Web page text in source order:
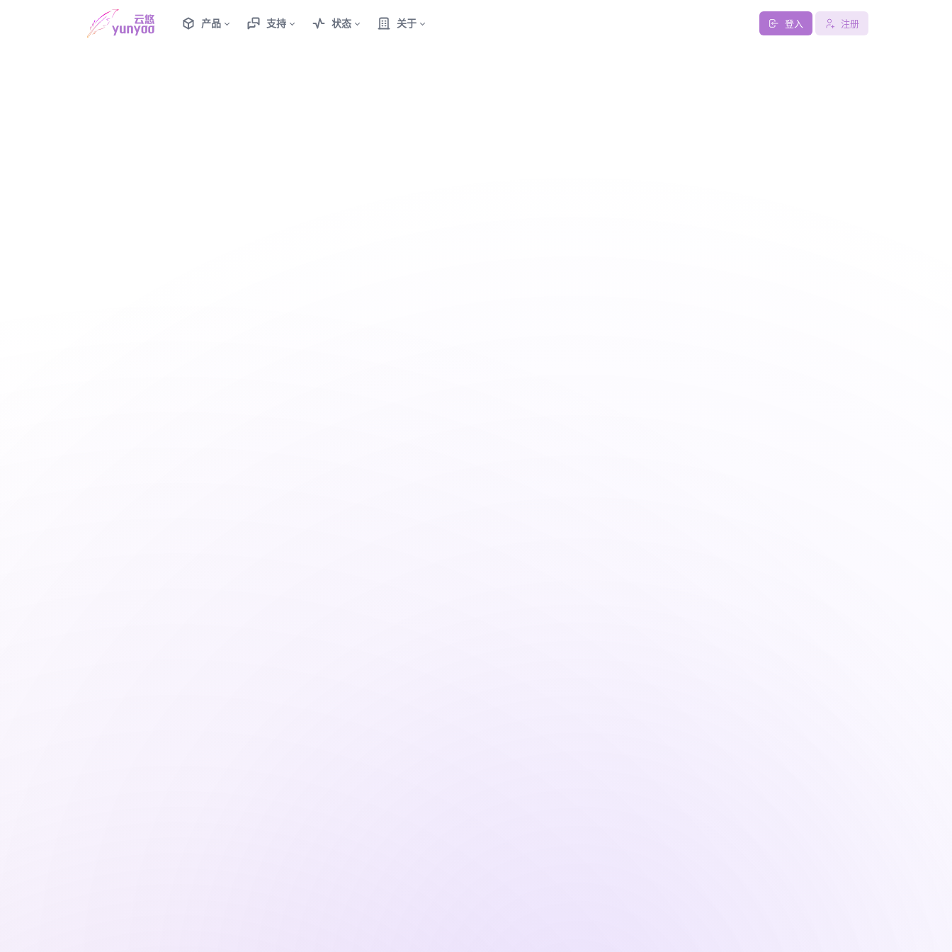
产品 支持 状态 关于 登入 注册